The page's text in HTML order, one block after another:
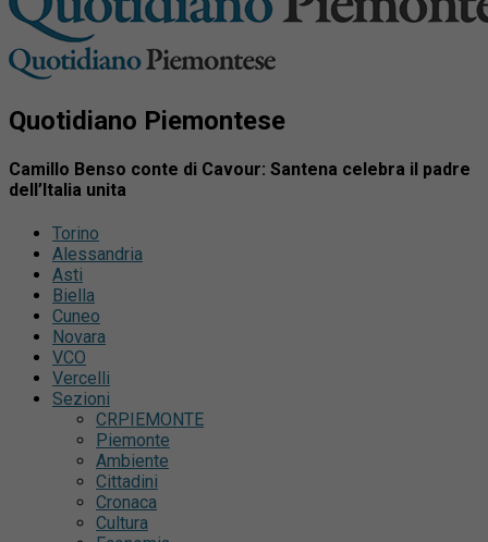
Quotidiano Piemontese
Camillo Benso conte di Cavour: Santena celebra il padre
dell’Italia unita
Torino
Alessandria
Asti
Biella
Cuneo
Novara
VCO
Vercelli
Sezioni
CRPIEMONTE
Piemonte
Ambiente
Cittadini
Cronaca
Cultura